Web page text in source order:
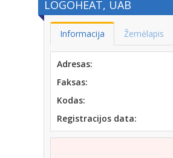
LOGOHEAT, UAB
Informacija Žemėlapis
Adresas:
Faksas:
Kodas:
Registracijos data: